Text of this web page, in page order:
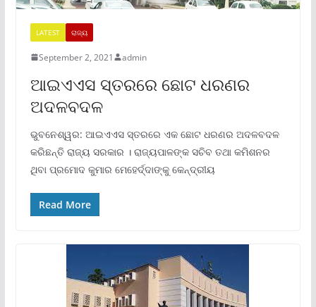
LATEST ରାଜ୍ୟ
September 2, 2021 admin
ଆଇଏଏସ ସ୍ତରରେ ଛୋଟ ଧରଣର
ଅଦଳବଦଳ
ଭୁବନେଶ୍ୱର: ଆଇଏଏସ ସ୍ତରରେ ଏକ ଛୋଟ ଧରଣର ଅଦଳବଦଳ
କରିଛନ୍ତି ରାଜ୍ୟ ସରକାର । ରାଜ୍ୟପାଳଙ୍କ ସଚିବ ତଥା କମିଶନର
ଥିବା ପ୍ରମୋଦ କୁମାର ମେହେର୍ଦ୍ଦାଙ୍କୁ କେନ୍ଦ୍ରୀୟ
Read More